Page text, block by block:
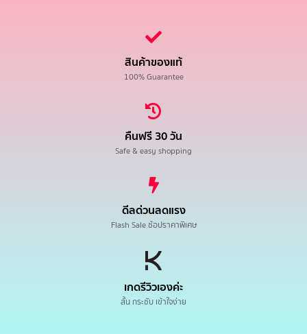
สินค้าของแท้
100% Guarantee
คืนฟรี 30 วัน
Safe & easy shopping
ดีลด่วนลดแรง
Flash Sale ช้อปราคาพิเศษ
เกดรีวิวเองค่ะ
สั้น กระชับ เข้าใจง่าย